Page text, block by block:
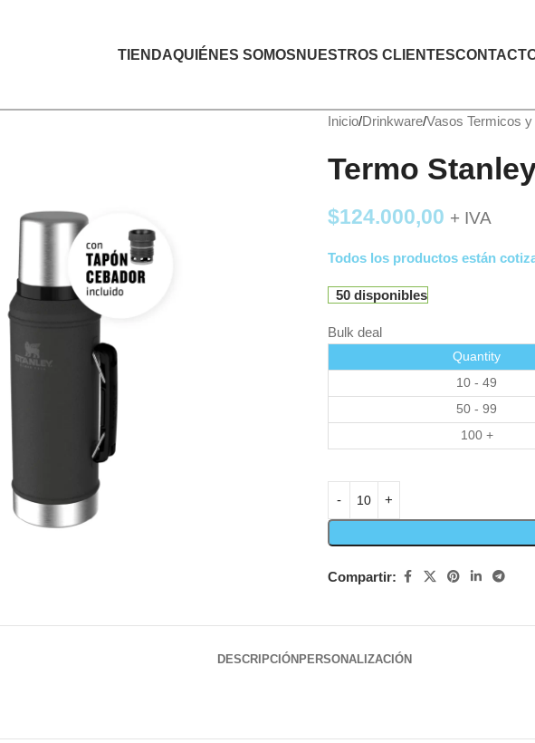
TIENDAQUIÉNES SOMOS NUESTROS CLIENTES
Inicio Drinkware Vasos Termicos y
Termo
$124.000,00 + IVA
Todos los productos están
50 disponibles
Bulk deal
Quantity
10 - 49
50 - 99
100 +
Compartir:
DESCRIPCIÓN PERSONALIZACIÓN